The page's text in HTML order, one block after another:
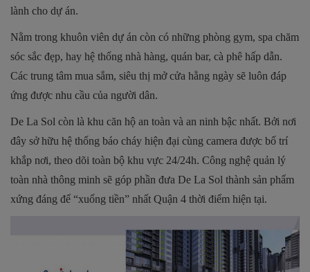
lành cho dự án.
Nằm trong khuôn viên dự án còn có những phòng gym, spa chăm
sóc sắc đẹp, hay hệ thống nhà hàng, quán bar, cà phê hấp dẫn.
Các trung tâm mua sắm, siêu thị mở cửa hằng ngày sẽ luôn đáp
ứng được nhu cầu của người dân.
De La Sol còn là khu căn hộ an toàn và an ninh bậc nhất. Bởi nơi
đây sở hữu hệ thống báo cháy hiện đại cùng camera được bố trí
khắp nơi, theo dõi toàn bộ khu vực 24/24h. Công nghệ quản lý
toàn nhà thông minh sẽ góp phần đưa De La Sol thành sản phẩm
xứng đáng để “xuống tiền” nhất Quận 4 thời điểm hiện tại.